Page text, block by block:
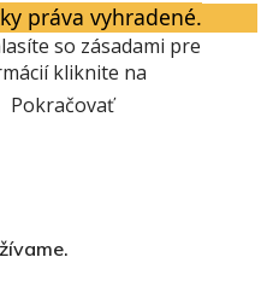
práva vyhradené.
so zásadami pre
kliknite na
Pokračovať